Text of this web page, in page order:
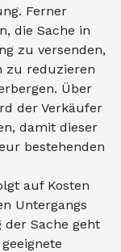
Ferner
die Sache in
zu versenden,
zu reduzieren
Über
der Verkäufer
damit dieser
bestehenden
auf Kosten
Untergangs
Sache geht